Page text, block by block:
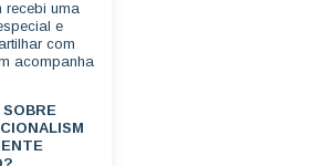
recebi uma
e
com
acompanha